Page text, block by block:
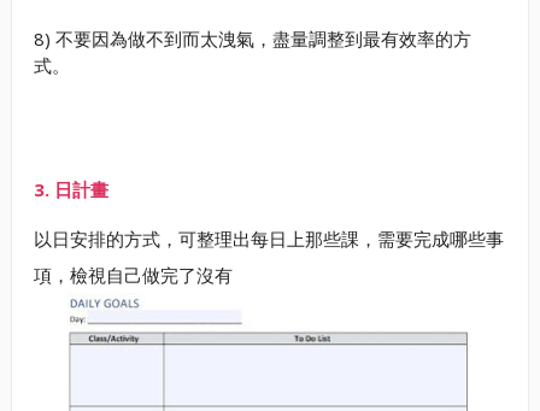
8) 不要因為做不到而太洩氣，盡量調整到最有效率的方
式。
3. 日計畫
以日安排的方式，可整理出每日上那些課，需要完成哪些事
項，檢視自己做完了沒有